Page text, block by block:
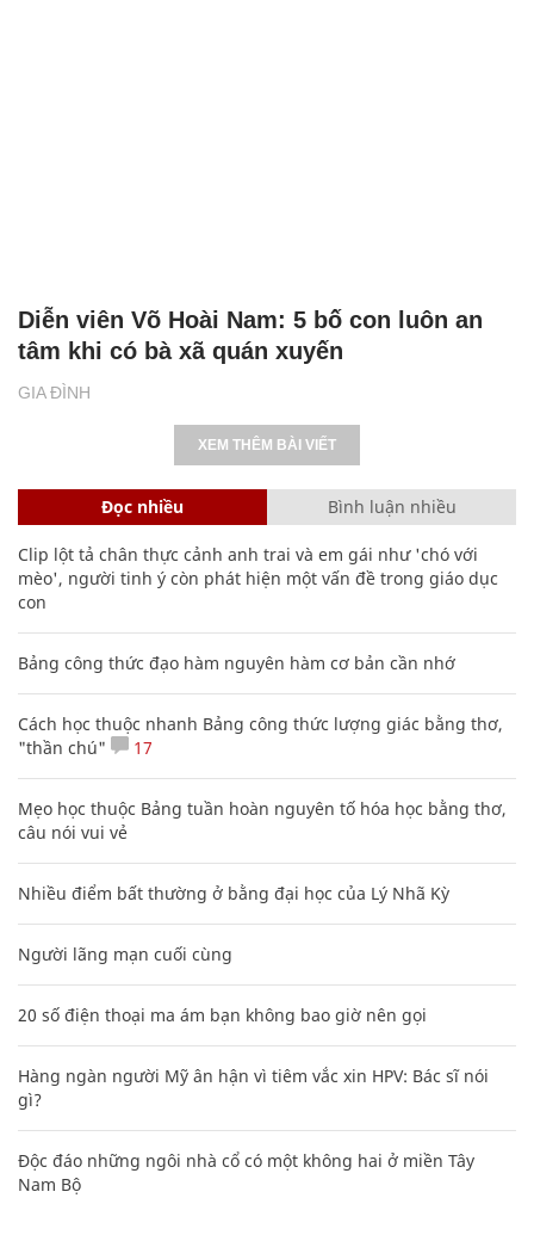
GIA ĐÌNH
Diễn viên Võ Hoài Nam: 5 bố con luôn an
tâm khi có bà xã quán xuyến
XEM THÊM BÀI VIẾT
Đọc nhiều Bình luận nhiều
Clip lột tả chân thực cảnh anh trai và em gái như 'chó với
mèo', người tinh ý còn phát hiện một vấn đề trong giáo dục
con
Bảng công thức đạo hàm nguyên hàm cơ bản cần nhớ
Cách học thuộc nhanh Bảng công thức lượng giác bằng thơ,
"thần chú"
17
Mẹo học thuộc Bảng tuần hoàn nguyên tố hóa học bằng thơ,
câu nói vui vẻ
Nhiều điểm bất thường ở bằng đại học của Lý Nhã Kỳ
Người lãng mạn cuối cùng
20 số điện thoại ma ám bạn không bao giờ nên gọi
Hàng ngàn người Mỹ ân hận vì tiêm vắc xin HPV: Bác sĩ nói
gì?
Độc đáo những ngôi nhà cổ có một không hai ở miền Tây
Nam Bộ